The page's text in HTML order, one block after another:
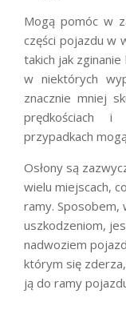
Mogą pomóc w
części pojazdu w
takich jak
w niektórych
znacznie mniej
prędkościach i
przypadkach
Osłony są
wielu miejscach,
ramy. Sposobem,
uszkodzeniom,
nadwoziem
którym się zderza,
ją do ramy